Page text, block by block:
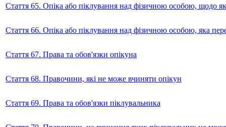
Стаття 65. Опіка або піклування над фізичною особою, щодо
Стаття 66. Опіка або піклування над фізичною особою, яка
Стаття 67. Права та обов'язки опікуна
Стаття 68. Правочини, які не може вчиняти опікун
Стаття 69. Права та обов'язки піклувальника